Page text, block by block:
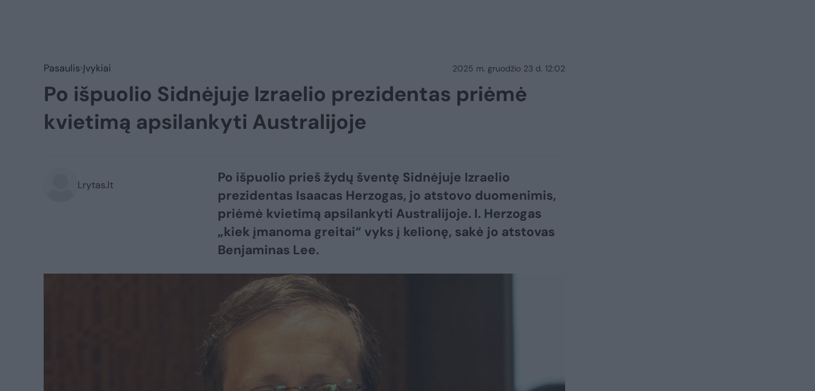
Pasaulis Įvykiai 2025 m. gruodžio 23 d. 12:02
Po išpuolio Sidnėjuje Izraelio prezidentas priėmė
kvietimą apsilankyti Australijoje
Lrytas.lt
Po išpuolio prieš žydų šventę Sidnėjuje Izraelio
prezidentas Isaacas Herzogas, jo atstovo duomenimis,
priėmė kvietimą apsilankyti Australijoje. I. Herzogas
„kiek įmanoma greitai“ vyks į kelionę, sakė jo atstovas
Benjaminas Lee.